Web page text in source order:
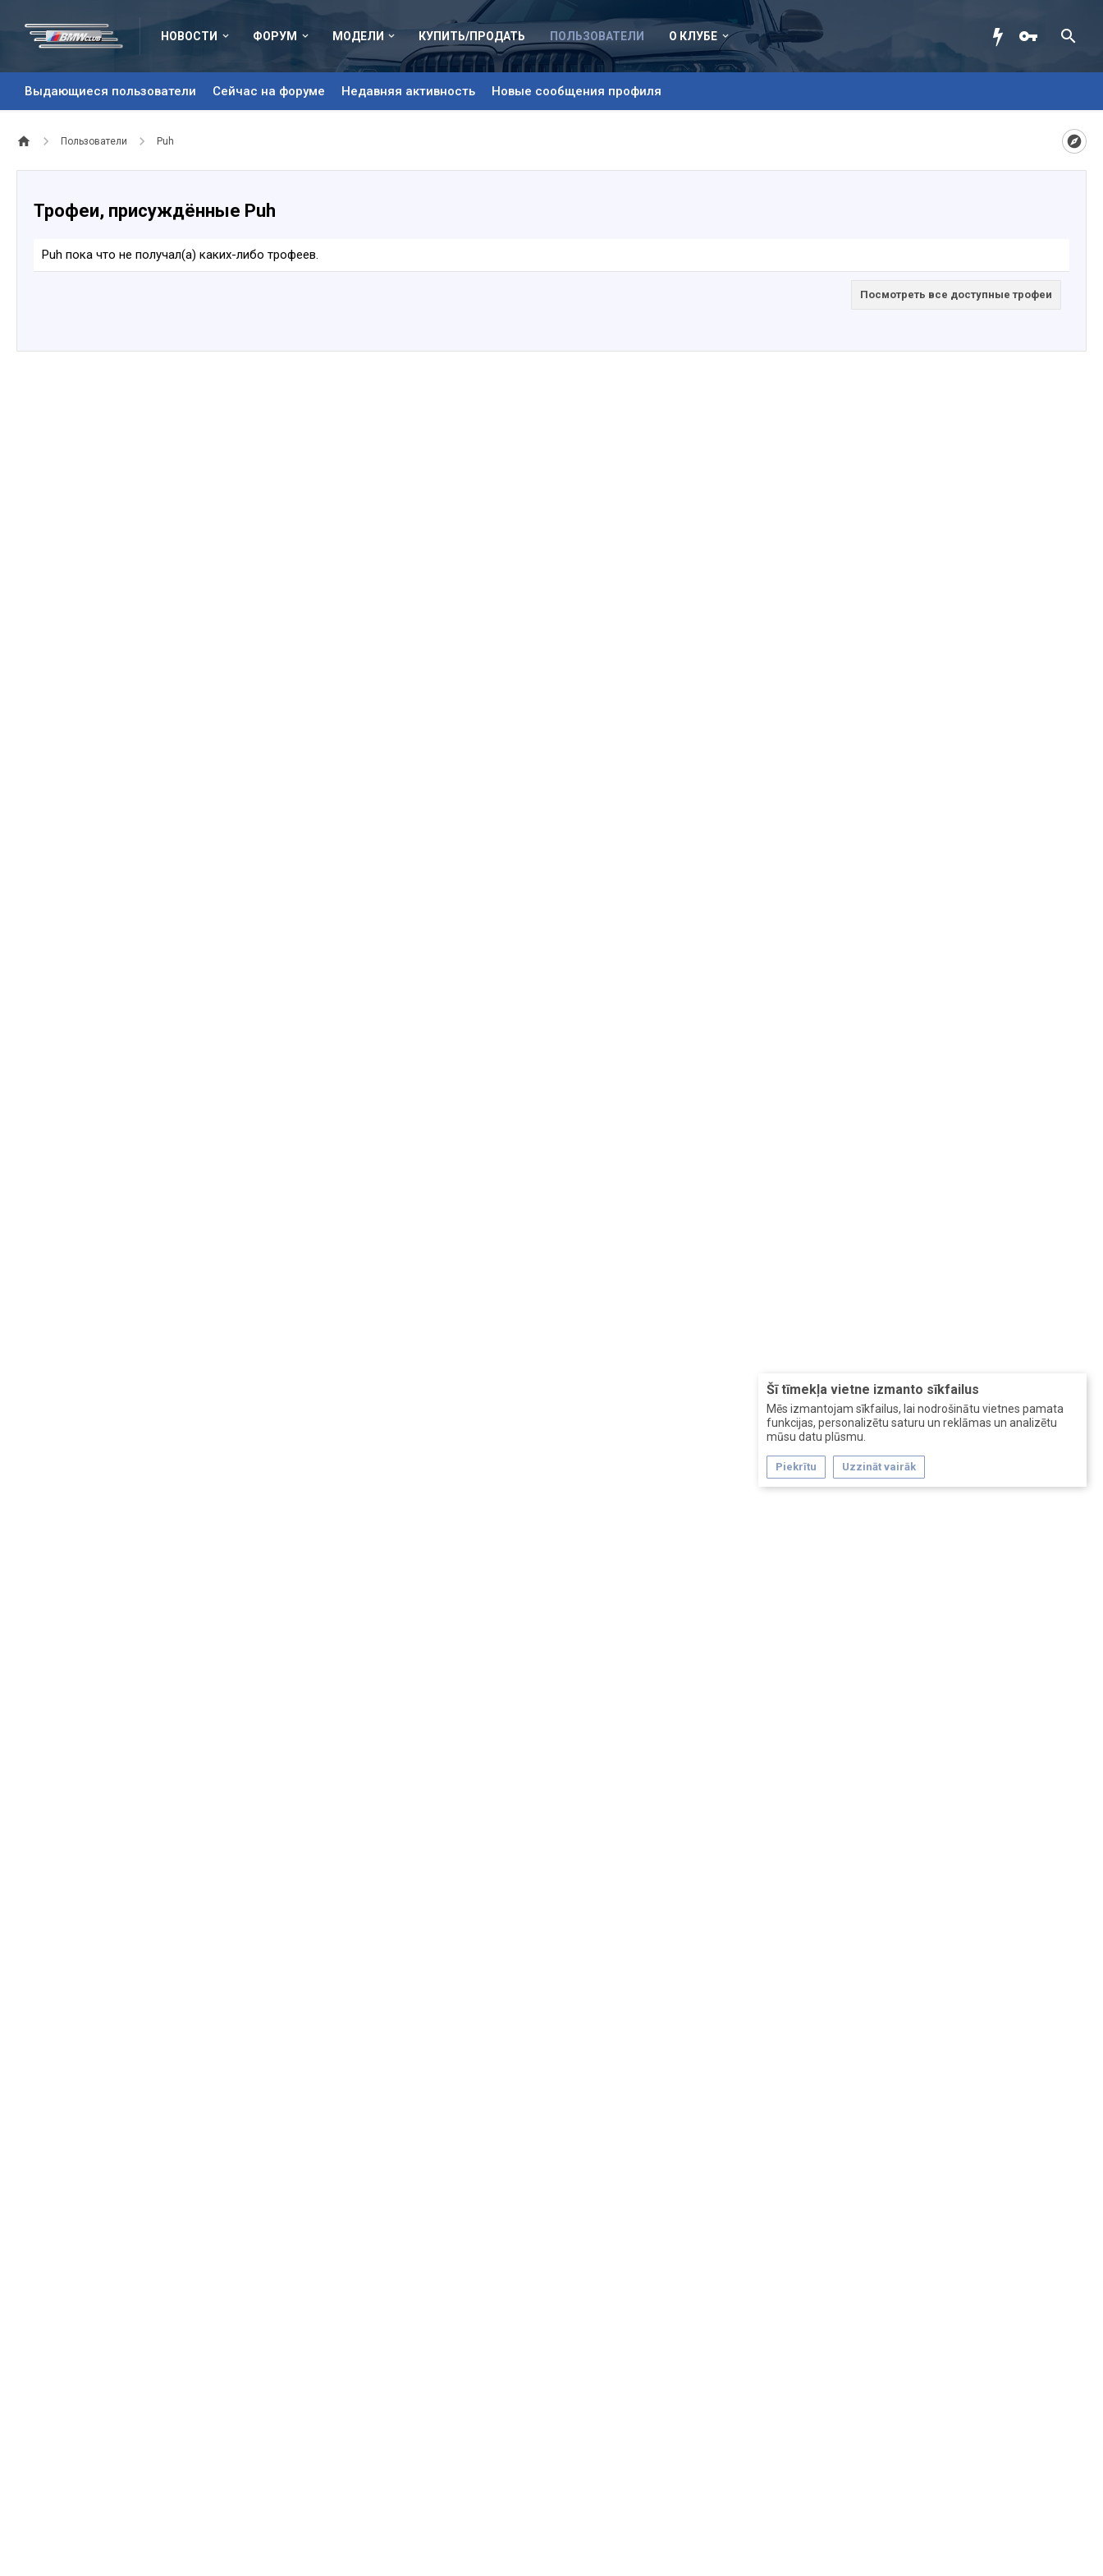
НОВОСТИ ФОРУМ МОДЕЛИ КУПИТЬ/ПРОДАТЬ ПОЛЬЗОВАТЕЛИ
Выдающиеся пользователи Сейчас на форуме Недавняя активность Новые сообщения профиля
О КЛУБЕ
Пользователи Puh
Šī tīmekļa vietne izmanto sīkfailus
Mēs izmantojam sīkfailus, lai nodrošinātu vietnes pamata
funkcijas, personalizētu saturu un reklāmas un analizētu
mūsu datu plūsmu.
Piekrītu Uzzināt vairāk
Трофеи, присуждённые Puh
Puh пока что не получал(а) каких-либо трофеев.
Посмотреть все доступные трофеи